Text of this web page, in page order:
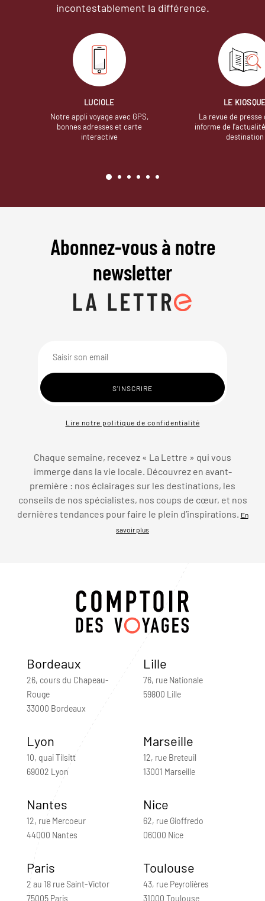
incontestablement la différence.
LUCIOLE
Notre appli voyage avec GPS,
bonnes adresses et carte
interactive
LE
La revue de presse
informe de
destination
Abonnez-vous à notre
newsletter
Lire notre politique de confidentialité
Chaque semaine, recevez « La Lettre » qui vous
immerge dans la vie locale. Découvrez en avant-
première : nos éclairages sur les destinations, les
conseils de nos spécialistes, nos coups de cœur, et nos
dernières tendances pour faire le plein d’inspirations.
En
savoir plus
Bordeaux
26, cours du Chapeau-
Rouge
33000 Bordeaux
Lille
76, rue Nationale
59800 Lille
Lyon
10, quai Tilsitt
69002 Lyon
Marseille
12, rue Breteuil
13001 Marseille
Nantes
12, rue Mercoeur
44000 Nantes
Nice
62, rue Gioffredo
06000 Nice
Paris
2 au 18 rue Saint-Victor
75005 Paris
Toulouse
43, rue Peyrolières
31000 Toulouse